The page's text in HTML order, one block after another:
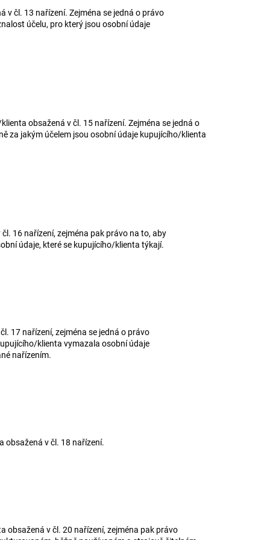
v čl. 13 nařízení. Zejména se jedná o právo
účelu, pro který jsou osobní údaje
obsažená v čl. 15 nařízení. Zejména se jedná o
za jakým účelem jsou osobní údaje kupujícího/klienta
16 nařízení, zejména pak právo na to, aby
údaje, které se kupujícího/klienta týkají.
17 nařízení, zejména se jedná o právo
klienta vymazala osobní údaje
nařízením.
obsažená v čl. 18 nařízení.
obsažená v čl. 20 nařízení, zejména pak právo